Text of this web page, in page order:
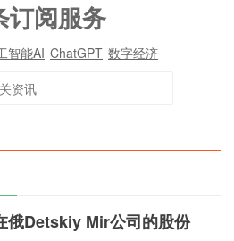
订阅服务
智能AI ChatGPT 数字经济
俄Detskiy Mir公司的股份